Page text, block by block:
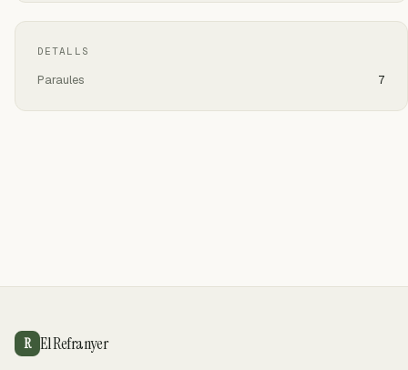
DETALLS
Paraules 7
R El Refranyer